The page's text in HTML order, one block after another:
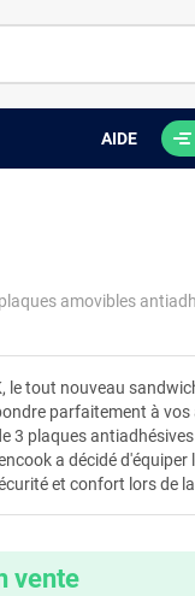
AIDE
amovibles
le tout nouveau
parfaitement à
3 plaques
a décidé d'équiper
et confort lors de
vente